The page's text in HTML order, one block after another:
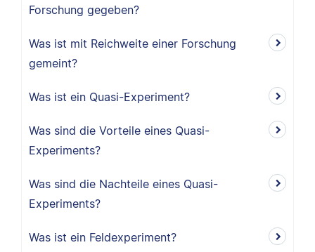
Forschung gegeben?
Was ist mit Reichweite einer Forschung
gemeint?
Was ist ein Quasi-Experiment?
Was sind die Vorteile eines Quasi-
Experiments?
Was sind die Nachteile eines Quasi-
Experiments?
Was ist ein Feldexperiment?